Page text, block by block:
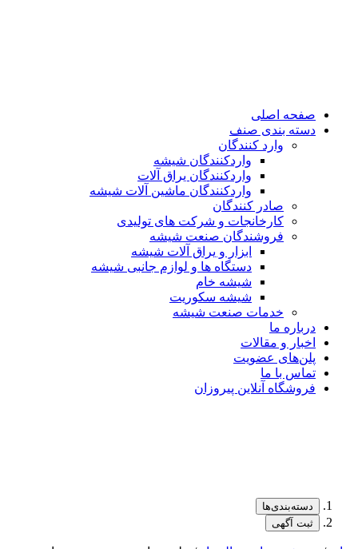
صفحه اصلی
دسته بندی صنف
وارد کنندگان
واردکنندگان شیشه
واردکنندگان یراق آلات
واردکنندگان ماشین آلات شیشه
صادر کنندگان
کارخانجات و شرکت های تولیدی
فروشندگان صنعت شیشه
ابزار و یراق آلات شیشه
دستگاه ها و لوازم جانبی شیشه
شیشه خام
شیشه سکوریت
خدمات صنعت شیشه
درباره ما
اخبار و مقالات
پلن‌های عضویت
تماس با ما
فروشگاه آنلاین پیروزان
دسته‌بندی‌ها
ثبت آگهی